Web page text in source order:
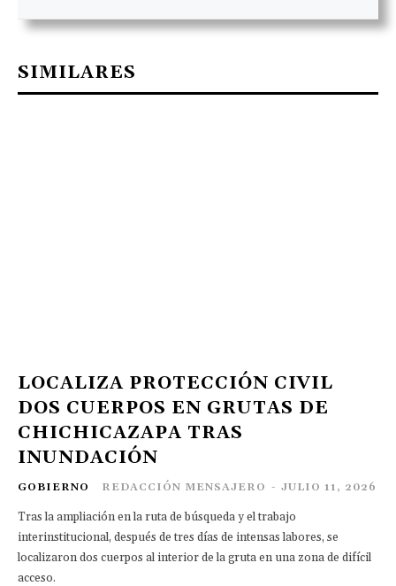
SIMILARES
LOCALIZA PROTECCIÓN CIVIL
DOS CUERPOS EN GRUTAS DE
CHICHICAZAPA TRAS
INUNDACIÓN
GOBIERNO REDACCIÓN MENSAJERO - JULIO 11, 2026
Tras la ampliación en la ruta de búsqueda y el trabajo
interinstitucional, después de tres días de intensas labores, se
localizaron dos cuerpos al interior de la gruta en una zona de difícil
acceso.